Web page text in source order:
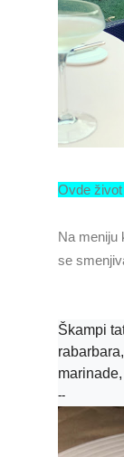
Ovde
Na meniju
se
Škampi
--